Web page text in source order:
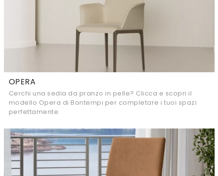
OPERA
Cerchi una sedia da pranzo in pelle? Clicca e scopri il
modello Opera di Bontempi per completare i tuoi spazi
perfettamente.